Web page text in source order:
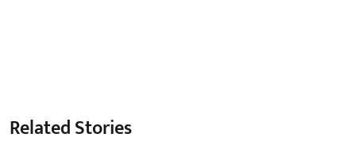
Related Stories